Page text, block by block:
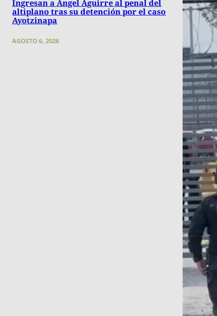
Ingresan a Ángel Aguirre al penal del
altiplano tras su detención por el caso
Ayotzinapa
AGOSTO 6, 2026